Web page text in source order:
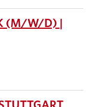
(M/W/D) |